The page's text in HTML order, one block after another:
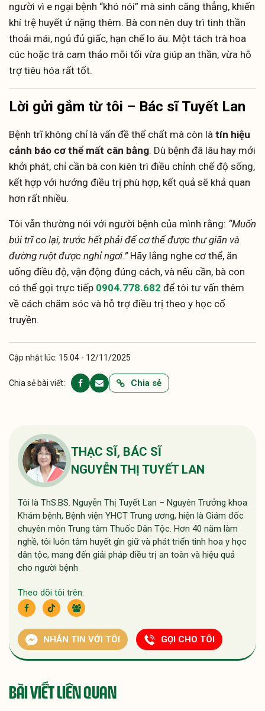
người vì e ngại bệnh “khó nói” mà sinh căng thẳng, khiến
khí trệ huyết ứ nặng thêm. Bà con nên duy trì tinh thần
thoải mái, ngủ đủ giấc, hạn chế lo âu. Một tách trà hoa
cúc hoặc trà cam thảo mỗi tối vừa giúp an thần, vừa hỗ
trợ tiêu hóa rất tốt.
Lời gửi gắm từ tôi – Bác sĩ Tuyết Lan
Bệnh trĩ không chỉ là vấn đề thể chất mà còn là tín hiệu
cảnh báo cơ thể mất cân bằng. Dù bệnh đã lâu hay mới
khởi phát, chỉ cần bà con kiên trì điều chỉnh chế độ sống,
kết hợp với hướng điều trị phù hợp, kết quả sẽ khả quan
hơn rất nhiều.
Tôi vẫn thường nói với người bệnh của mình rằng: “Muốn
búi trĩ co lại, trước hết phải để cơ thể được thư giãn và
đường ruột được nghỉ ngơi.”Hãy lắng nghe cơ thể, ăn
uống điều độ, vận động đúng cách, và nếu cần, bà con
có thể gọi trực tiếp 0904.778.682 để tôi tư vấn thêm
về cách chăm sóc và hỗ trợ điều trị theo y học cổ
truyền.
Cập nhật lúc: 15:04 - 12/11/2025
Chia sẻ bài viết: Chia sẻ
THẠC SĨ, BÁC SĨ
NGUYỄN THỊ TUYẾT LAN
Tôi là ThS.BS. Nguyễn Thị Tuyết Lan – Nguyên Trưởng khoa
Khám bệnh, Bệnh viện YHCT Trung ương, hiện là Giám đốc
chuyên môn Trung tâm Thuốc Dân Tộc. Hơn 40 năm làm
nghề, tôi luôn tâm huyết gìn giữ và phát triển tinh hoa y học
dân tộc, mang đến giải pháp điều trị an toàn và hiệu quả
cho người bệnh
Theo dõi tôi trên:
NHẮN TIN VỚI TÔI GỌI CHO TÔI
BÀI VIẾT LIÊN QUAN